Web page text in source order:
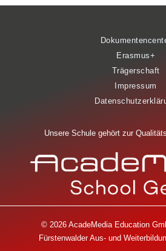
Erasmus+
Trägerschaft
Impressum
Unsere Schule gehört zur
© 2026 AcadeMedia Education
Fürstenwalder Aus- und